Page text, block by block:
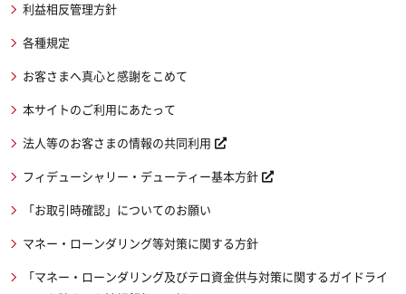
利益相反管理方針
各種規定
お客さまへ真心と感謝をこめて
本サイトのご利用にあたって
法人等のお客さまの情報の共同利用
フィデューシャリー・デューティー基本方針
「お取引時確認」についてのお願い
マネー・ローンダリング等対策に関する方針
「マネー・ローンダリング及びテロ資金供与対策に関するガイドライ